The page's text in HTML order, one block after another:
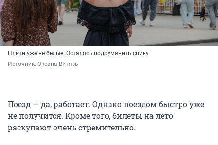
Плечи уже не белые. Осталось подрумянить спину
Источник: Оксана Витязь
Поезд — да, работает. Однако поездом быстро уже
не получится. Кроме того, билеты на лето
раскупают очень стремительно.